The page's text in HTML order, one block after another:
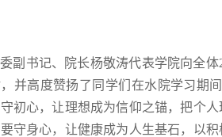
副书记、院长杨敬涛代表学院向全
并高度赞扬了同学们在水院学习期
初心，让理想成为信仰之锚，把个
守身心，让健康成为人生基石，以